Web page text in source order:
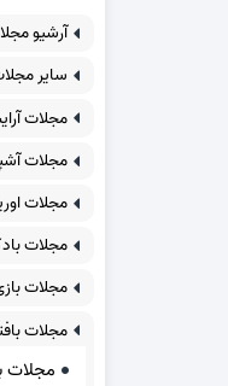
آرشیو
سایر
مجلات
مجلات
مجلات
مجلات
مجلات
مجلات
مجلات